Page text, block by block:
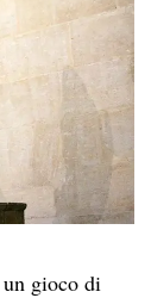
gioco di